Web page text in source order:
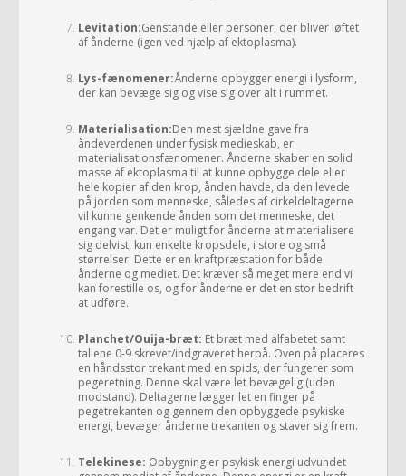
Levitation:Genstande eller personer, der bliver løftet
af ånderne (igen ved hjælp af ektoplasma).
Lys-fænomener:Ånderne opbygger energi i lysform,
der kan bevæge sig og vise sig over alt i rummet.
Materialisation:Den mest sjældne gave fra
åndeverdenen under fysisk medieskab, er
materialisationsfænomener. Ånderne skaber en solid
masse af ektoplasma til at kunne opbygge dele eller
hele kopier af den krop, ånden havde, da den levede
på jorden som menneske, således af cirkeldeltagerne
vil kunne genkende ånden som det menneske, det
engang var. Det er muligt for ånderne at materialisere
sig delvist, kun enkelte kropsdele, i store og små
størrelser. Dette er en kraftpræstation for både
ånderne og mediet. Det kræver så meget mere end vi
kan forestille os, og for ånderne er det en stor bedrift
at udføre.
Planchet/Ouija-bræt: Et bræt med alfabetet samt
tallene 0-9 skrevet/indgraveret herpå. Oven på placeres
en håndsstor trekant med en spids, der fungerer som
pegeretning. Denne skal være let bevægelig (uden
modstand). Deltagerne lægger let en finger på
pegetrekanten og gennem den opbyggede psykiske
energi, bevæger ånderne trekanten og staver sig frem.
Telekinese: Opbygning er psykisk energi udvundet